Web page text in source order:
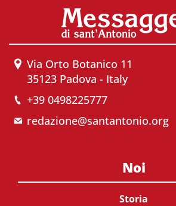
Via Orto Botanico 11
35123 Padova - Italy
+39 0498225777
redazione@santantonio.org
Noi
Storia